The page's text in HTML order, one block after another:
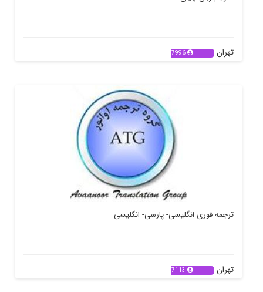
تهران 7996
ترجمه فوری انگلیسی- پارسی- انگلیسی
تهران 7113